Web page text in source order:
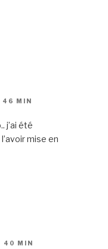
46 MIN
j’ai été
mise en
40 MIN